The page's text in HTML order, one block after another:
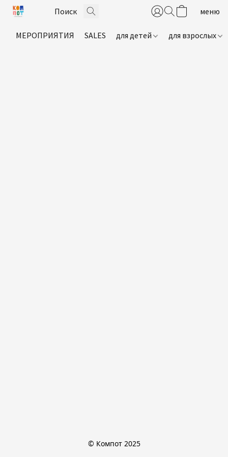
МЕРОПРИЯТИЯ SALES для детей для взрослых
© Компот 2025